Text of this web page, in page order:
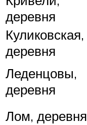
деревня
Куликовская,
деревня
Леденцовы,
деревня
Лом, деревня